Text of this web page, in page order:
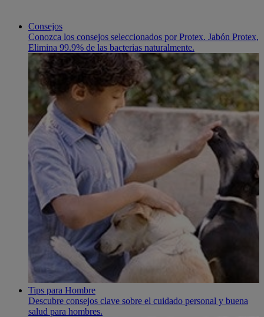
Consejos
Conozca los consejos seleccionados por Protex. Jabón Protex,
Elimina 99.9% de las bacterias naturalmente.
Tips para Hombre
Descubre consejos clave sobre el cuidado personal y buena
salud para hombres.